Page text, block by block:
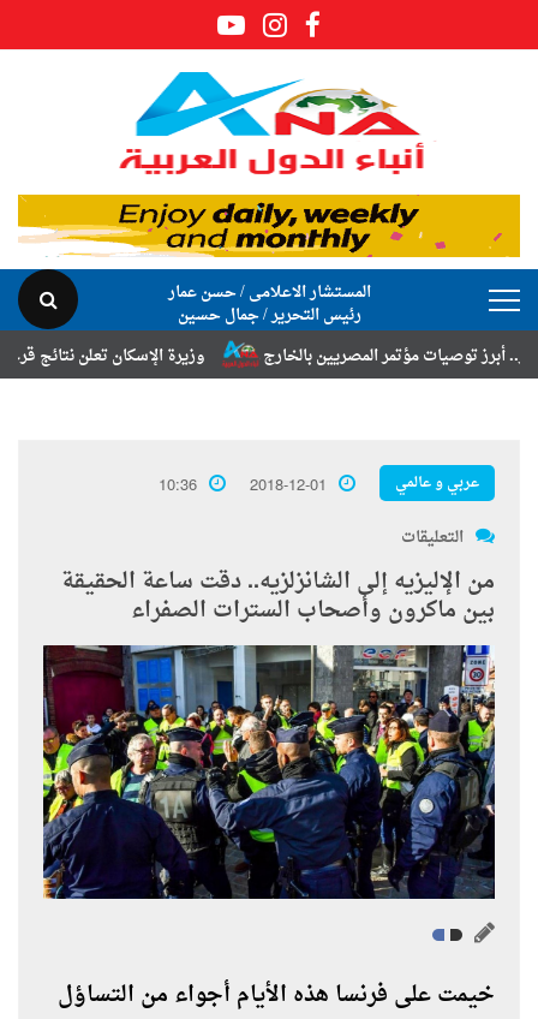
المستشار الاعلامى / حسن عمار
رئيس التحرير / جمال حسين
وزيرة الإسكان تعلن نتائج قرعة
توصيات مؤتمر المصريين بالخارج
عربي و عالمي 2018-12-01
10:36
التعليقات
من الإليزيه إلى الشانزلزيه.. دقت ساعة الحقيقة
بين ماكرون وأصحاب السترات الصفراء
خيمت على فرنسا هذه الأيام أجواء من التساؤل